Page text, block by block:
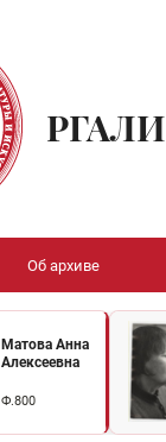
РГАЛИ
Об архиве
Матова Анна
Алексеевна
Ф.800